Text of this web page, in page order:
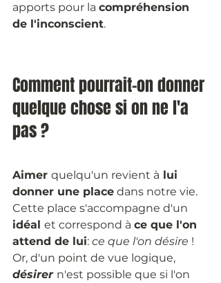
apports pour la compréhension
de l'inconscient.
Comment pourrait-on donner
quelque chose si on ne l'a
pas ?
Aimer quelqu'un revient à lui
donner une place dans notre vie.
Cette place s'accompagne d'un
idéal et correspond à ce que l'on
attend de lui: ce que l'on désire !
Or, d'un point de vue logique,
désirer n'est possible que si l'on